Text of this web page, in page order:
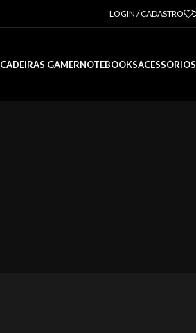
LOGIN / CADASTRO
CADEIRAS GAMERNOTEBOOKSACESSÓRIOS